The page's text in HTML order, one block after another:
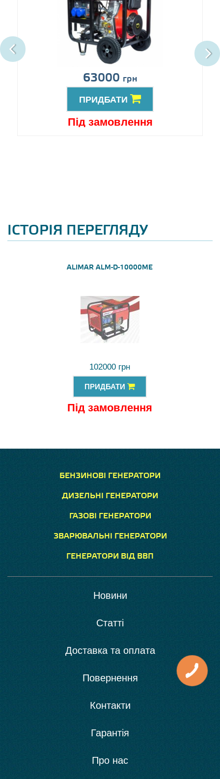
63000 грн
ПРИДБАТИ
Під замовлення
ІСТОРІЯ ПЕРЕГЛЯДУ
ALIMAR ALM-D-10000ME
102000 грн
ПРИДБАТИ
Під замовлення
БЕНЗИНОВІ ГЕНЕРАТОРИ
ДИЗЕЛЬНІ ГЕНЕРАТОРИ
ГАЗОВІ ГЕНЕРАТОРИ
ЗВАРЮВАЛЬНІ ГЕНЕРАТОРИ
ГЕНЕРАТОРИ ВІД ВВП
Новини
Статті
Доставка та оплата
Повернення
Контакти
Гарантія
Про нас